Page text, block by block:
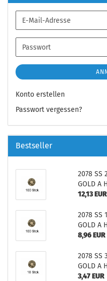
E-
Mail-
Adresse
Passwort
Konto erstellen
Passwort vergessen?
Bestseller
2078 SS
GOLD A
12,13 EUR
2078 SS
GOLD A
8,96 EUR
2078 SS
GOLD A
3,47 EUR